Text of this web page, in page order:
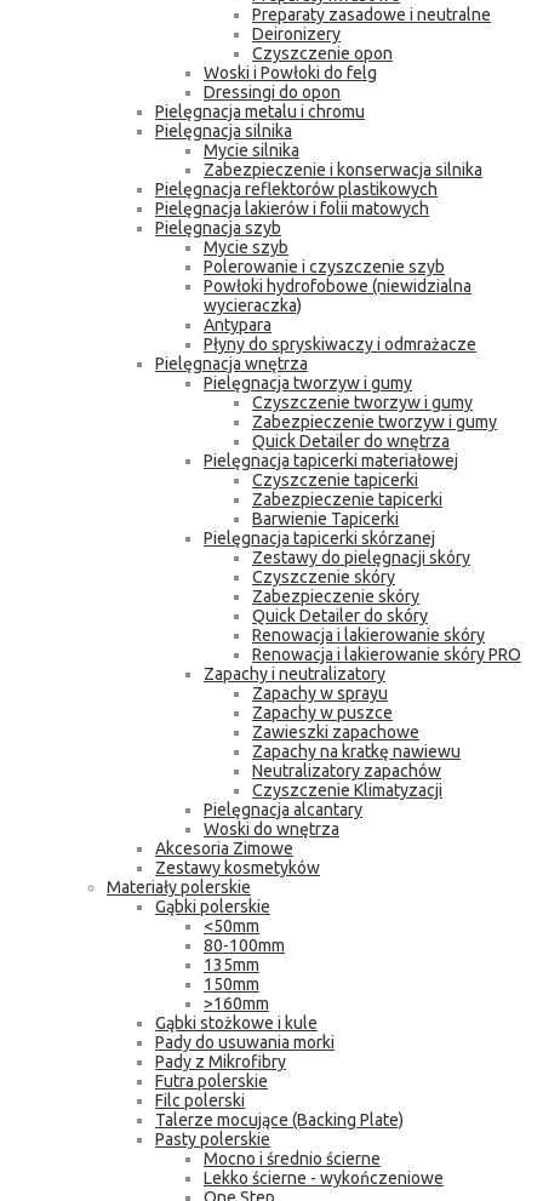
Preparaty zasadowe i neutralne
Deironizery
Czyszczenie opon
Woski i Powłoki do felg
Dressingi do opon
Pielęgnacja metalu i chromu
Pielęgnacja silnika
Mycie silnika
Zabezpieczenie i konserwacja silnika
Pielęgnacja reflektorów plastikowych
Pielęgnacja lakierów i folii matowych
Pielęgnacja szyb
Mycie szyb
Polerowanie i czyszczenie szyb
Powłoki hydrofobowe (niewidzialna
wycieraczka)
Antypara
Płyny do spryskiwaczy i odmrażacze
Pielęgnacja wnętrza
Pielęgnacja tworzyw i gumy
Czyszczenie tworzyw i gumy
Zabezpieczenie tworzyw i gumy
Quick Detailer do wnętrza
Pielęgnacja tapicerki materiałowej
Czyszczenie tapicerki
Zabezpieczenie tapicerki
Barwienie Tapicerki
Pielęgnacja tapicerki skórzanej
Zestawy do pielęgnacji skóry
Czyszczenie skóry
Zabezpieczenie skóry
Quick Detailer do skóry
Renowacja i lakierowanie skóry
Renowacja i lakierowanie skóry PRO
Zapachy i neutralizatory
Zapachy w sprayu
Zapachy w puszce
Zawieszki zapachowe
Zapachy na kratkę nawiewu
Neutralizatory zapachów
Czyszczenie Klimatyzacji
Pielęgnacja alcantary
Woski do wnętrza
Akcesoria Zimowe
Zestawy kosmetyków
Materiały polerskie
Gąbki polerskie
<50mm
80-100mm
135mm
150mm
>160mm
Gąbki stożkowe i kule
Pady do usuwania morki
Pady z Mikrofibry
Futra polerskie
Filc polerski
Talerze mocujące (Backing Plate)
Pasty polerskie
Mocno i średnio ścierne
Lekko ścierne - wykończeniowe